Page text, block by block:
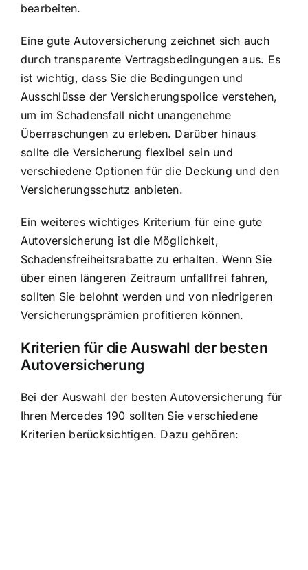
bearbeiten.
Eine gute Autoversicherung zeichnet sich auch
durch transparente Vertragsbedingungen aus. Es
ist wichtig, dass Sie die Bedingungen und
Ausschlüsse der Versicherungspolice verstehen,
um im Schadensfall nicht unangenehme
Überraschungen zu erleben. Darüber hinaus
sollte die Versicherung flexibel sein und
verschiedene Optionen für die Deckung und den
Versicherungsschutz anbieten.
Ein weiteres wichtiges Kriterium für eine gute
Autoversicherung ist die Möglichkeit,
Schadensfreiheitsrabatte zu erhalten. Wenn Sie
über einen längeren Zeitraum unfallfrei fahren,
sollten Sie belohnt werden und von niedrigeren
Versicherungsprämien profitieren können.
Kriterien für die Auswahl der besten
Autoversicherung
Bei der Auswahl der besten Autoversicherung für
Ihren Mercedes 190 sollten Sie verschiedene
Kriterien berücksichtigen. Dazu gehören: